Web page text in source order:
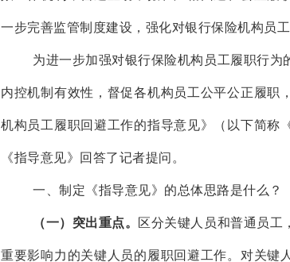
一步完善监管制度建设，强化对银行保险机构员工
为进一步加强对银行保险机构员工履职行
内控机制有效性，督促各机构员工公平公正履职
机构员工履职回避工作的指导意见》（以下简称
《指导意见》回答了记者提问。
一、制定《指导意见》的总体思路是什么？
（一）突出重点。 区分关键人员和普通员工
重要影响力的关键人员的履职回避工作。对关键